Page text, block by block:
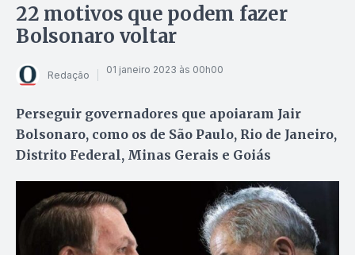
22 motivos que podem fazer
Bolsonaro voltar
Redação 01 janeiro 2023 às 00h00
Perseguir governadores que apoiaram Jair
Bolsonaro, como os de São Paulo, Rio de Janeiro,
Distrito Federal, Minas Gerais e Goiás